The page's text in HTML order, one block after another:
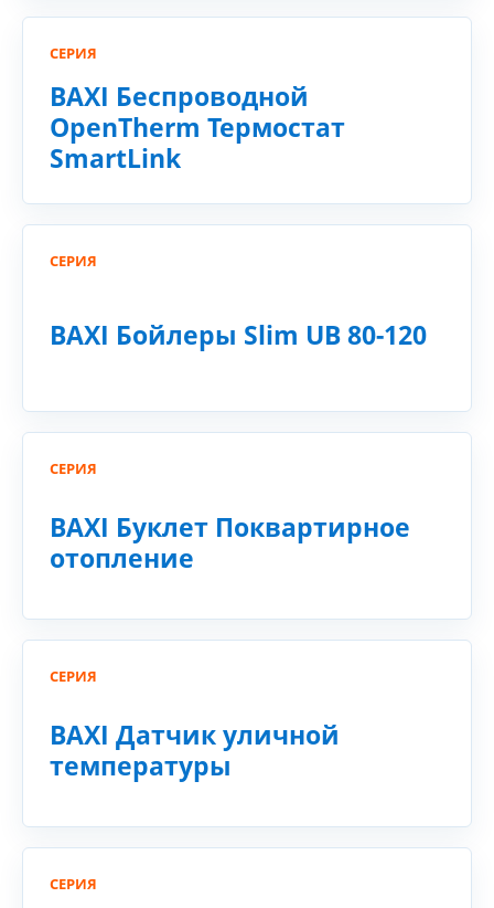
СЕРИЯ
BAXI Беспроводной
OpenTherm Термостат
SmartLink
СЕРИЯ
BAXI Бойлеры Slim UB 80-120
СЕРИЯ
BAXI Буклет Поквартирное
отопление
СЕРИЯ
BAXI Датчик уличной
температуры
СЕРИЯ